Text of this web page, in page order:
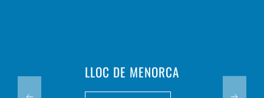
LLOC DE MENORCA